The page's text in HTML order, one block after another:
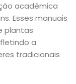
acadêmica
Esses manuais
plantas
a
tradicionais